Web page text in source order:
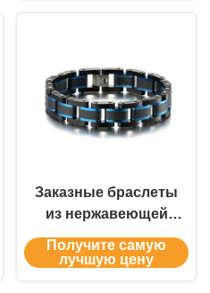
Заказные браслеты
из нержавеющей
стали ювелирные
изделия браслеты
Получите самую
лучшую цену